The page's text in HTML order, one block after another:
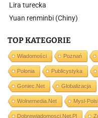
Lira turecka
Yuan renminbi (Chiny)
TOP KATEGORIE
Wiadomości Poznań
Polonia Publicystyka
Goniec.net Globalizacja
Wolnemedia.net Mysl-
Dobrewiadomosci.net.pl